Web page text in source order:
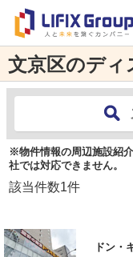
文京区のデ
※物件情報の周辺施設紹
社では対応できません。
該当件数1件
ドン・